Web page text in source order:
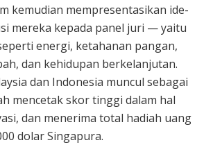
kemudian mempresentasikan ide-
mereka kepada panel juri — yaitu
energi, ketahanan pangan,
dan kehidupan berkelanjutan.
dan Indonesia muncul sebagai
mencetak skor tinggi dalam hal
dan menerima total hadiah uang
dolar Singapura.